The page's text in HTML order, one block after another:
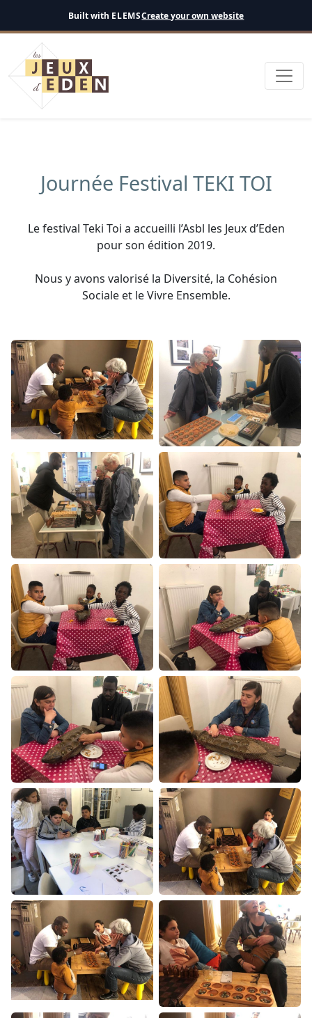
Built with ELEMSCreate your own website
English
Journée Festival TEKI TOI
Le festival Teki Toi a accueilli l’Asbl les Jeux d’Eden
pour son édition 2019.
Nous y avons valorisé la Diversité, la Cohésion
Sociale et le Vivre Ensemble.